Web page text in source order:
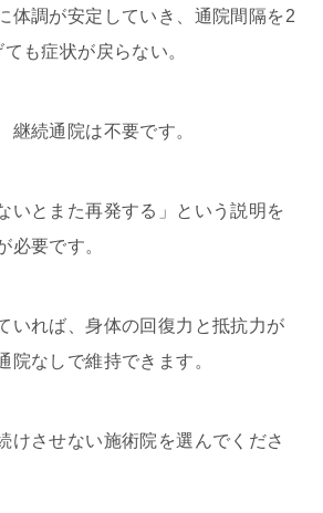
体調が安定していき、通院間隔を2
も症状が戻らない。
継続通院は不要です。
いとまた再発する」という説明を
必要です。
いれば、身体の回復力と抵抗力が
院なしで維持できます。
けさせない施術院を選んでくださ